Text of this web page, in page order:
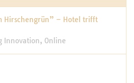
Hirschengrün” – Hotel trifft
Innovation, Online